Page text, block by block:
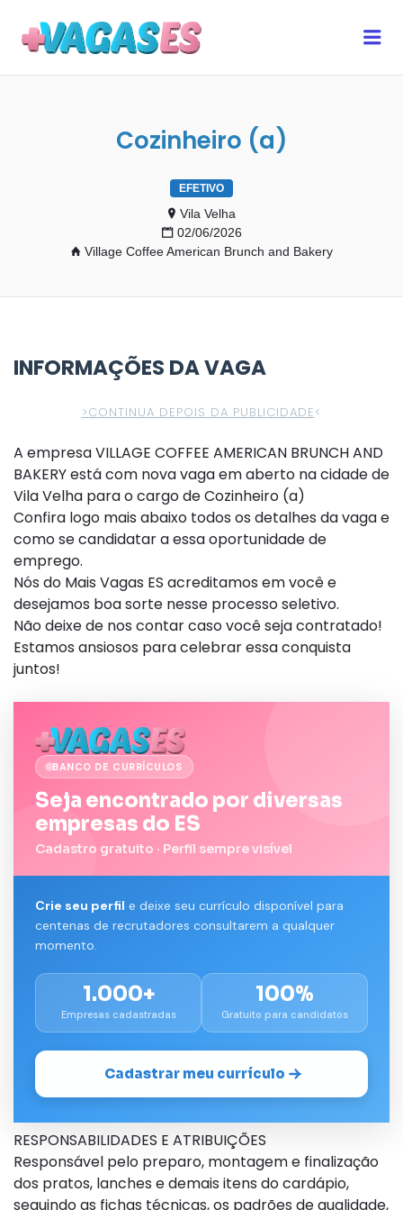
Cozinheiro (a)
EFETIVO
Vila Velha
02/06/2026
Village Coffee American Brunch and Bakery
INFORMAÇÕES DA VAGA
>CONTINUA DEPOIS DA PUBLICIDADE<
A empresa VILLAGE COFFEE AMERICAN BRUNCH AND
BAKERY está com nova vaga em aberto na cidade de
Vila Velha para o cargo de Cozinheiro (a)
Confira logo mais abaixo todos os detalhes da vaga e
como se candidatar a essa oportunidade de
emprego.
Nós do Mais Vagas ES acreditamos em você e
desejamos boa sorte nesse processo seletivo.
Não deixe de nos contar caso você seja contratado!
Estamos ansiosos para celebrar essa conquista
juntos!
BANCO DE CURRÍCULOS
Seja encontrado por diversas
empresas do ES
Cadastro gratuito · Perfil sempre visível
Crie seu perfil e deixe seu currículo disponível para
centenas de recrutadores consultarem a qualquer
momento.
1.000+
Empresas cadastradas
100%
Gratuito para candidatos
Cadastrar meu currículo
RESPONSABILIDADES E ATRIBUIÇÕES
Responsável pelo preparo, montagem e finalização
dos pratos, lanches e demais itens do cardápio,
seguindo as fichas técnicas, os padrões de qualidade,